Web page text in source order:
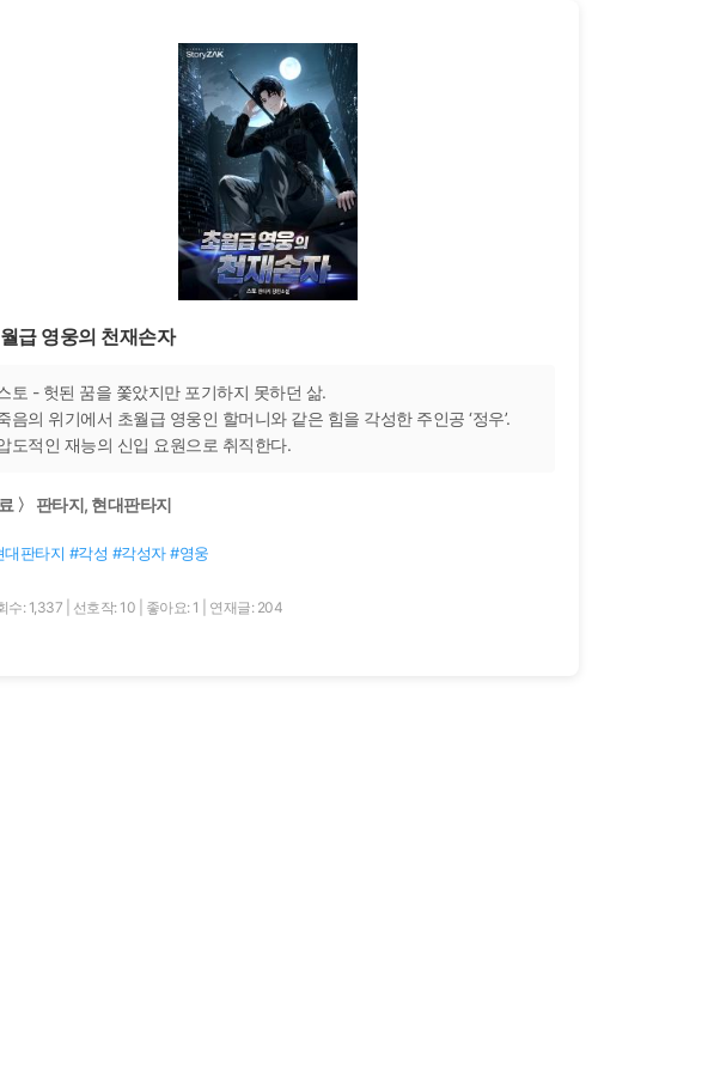
급 영웅의 천재손자
토 - 헛된 꿈을 쫓았지만 포기하지 못하던 삶.
음의 위기에서 초월급 영웅인 할머니와 같은 힘을 각성한 주인공 ‘정우’.
도적인 재능의 신입 요원으로 취직한다.
〉 판타지, 현대판타지
대판타지 #각성 #각성자 #영웅
수: 1,337 선호작: 10 좋아요: 1 연재글: 204